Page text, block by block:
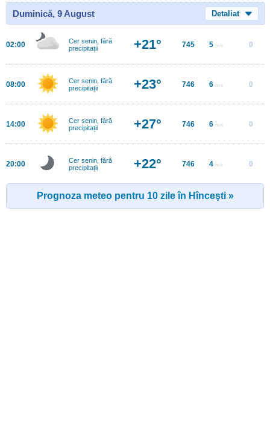
Duminică, 9 August Detaliat
02:00
Cer senin, fără
precipitații
+21° 745 5 m/s 0
08:00
Cer senin, fără
precipitații
+23° 746 6 m/s 0
14:00
Cer senin, fără
precipitații
+27° 746 6 m/s 0
20:00
Cer senin, fără
precipitații
+22° 746 4 m/s 0
Prognoza meteo pentru 10 zile în Hînceşti »